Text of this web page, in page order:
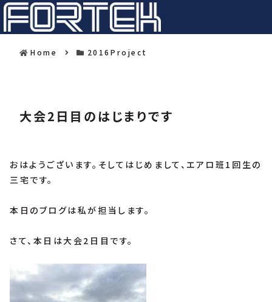
Home 2016Project
大会2日目のはじまりです
おはようございます。そしてはじめまして、エアロ班1回生の
三宅です。
本日のブログは私が担当します。
さて、本日は大会2日目です。